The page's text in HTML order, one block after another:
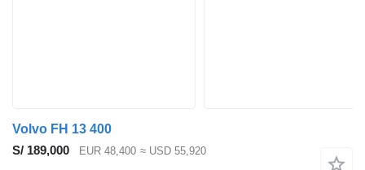
Volvo FH 13 400
S/ 189,000
EUR 48,400 ≈ USD 55,920